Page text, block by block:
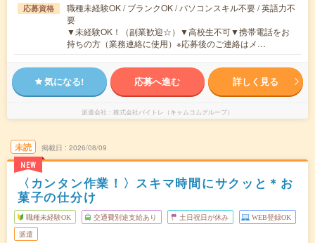
応募資格
職種未経験OK / ブランクOK / パソコンスキル不要 / 英語力不
要
▼未経験OK！（副業歓迎☆）▼高校生不可▼携帯電話をお
持ちの方（業務連絡に使用）※応募後のご連絡はメ…
気になる! 応募へ進む 詳しく見る
派遣会社 株式会社バイトレ（キャムコムグループ）
未読
NEW
掲載日 2026/08/09
〈カンタン作業！〉スキマ時間にサクッと＊お
菓子の仕分け
職種未経験OK 交通費別途支給あり 土日祝日が休み WEB登録OK
派遣